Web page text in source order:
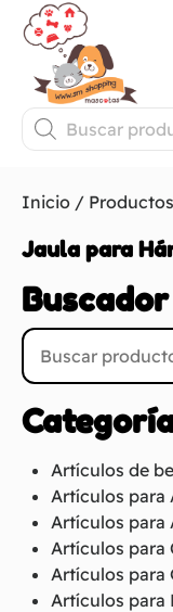
Inicio /
Jaula para
Buscador
Artículos de
Artículos para
Artículos para
Artículos para
Artículos para
Artículos para